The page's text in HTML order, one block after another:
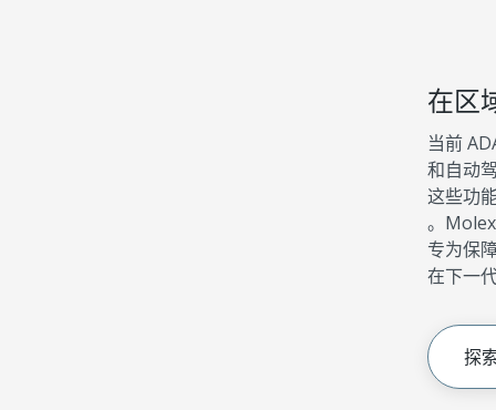
在区
当前
和自动
这些功
。
专为保
在下一
探